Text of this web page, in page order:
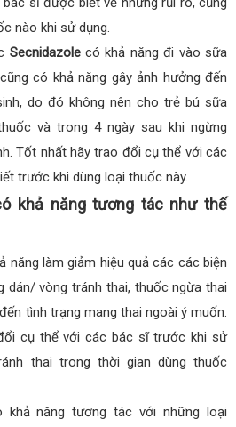
nào khi sử dụng.
Secnidazolecó khả năng đi vào sữa
có khả năng gây ảnh hưởng đến
do đó không nên cho trẻ bú sữa
và trong 4 ngày sau khi ngừng
Tốt nhất hãy trao đổi cụ thể với các
trước khi dùng loại thuốc này.
khả năng tương tác như thế
năng làm giảm hiệu quả các các biện
dán/ vòng tránh thai, thuốc ngừa thai
tình trạng mang thai ngoài ý muốn.
cụ thể với các bác sĩ trước khi sử
thai trong thời gian dùng thuốc
khả năng tương tác với những loại